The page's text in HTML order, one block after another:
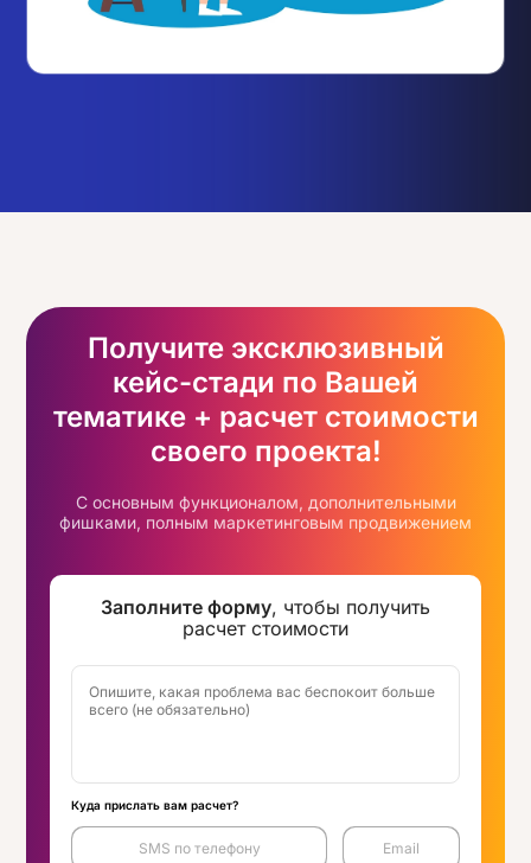
Получите эксклюзивный
кейс-стади по Вашей
тематике + расчет стоимости
своего проекта!
С основным функционалом, дополнительными
фишками, полным маркетинговым продвижением
Заполните форму, чтобы получить
расчет стоимости
Куда прислать вам расчет?
SMS по телефону Email